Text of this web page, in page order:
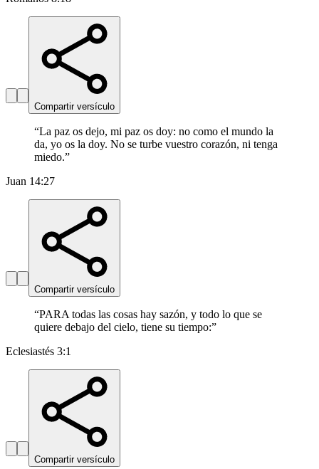
Compartir versículo
“La paz os dejo, mi paz os doy: no como el mundo la
da, yo os la doy. No se turbe vuestro corazón, ni tenga
miedo.”
Juan 14:27
Compartir versículo
“PARA todas las cosas hay sazón, y todo lo que se
quiere debajo del cielo, tiene su tiempo:”
Eclesiastés 3:1
Compartir versículo